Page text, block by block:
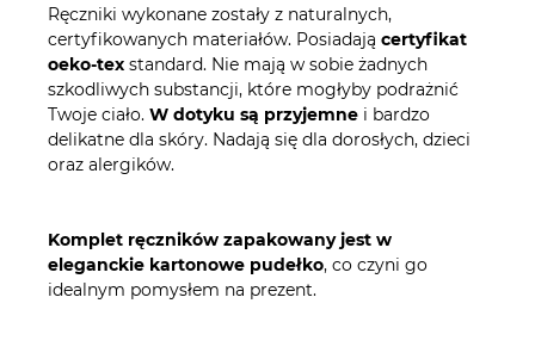
Ręczniki wykonane zostały z naturalnych,
certyfikowanych materiałów. Posiadają certyfikat
oeko-tex standard. Nie mają w sobie żadnych
szkodliwych substancji, które mogłyby podrażnić
Twoje ciało. W dotyku są przyjemne i bardzo
delikatne dla skóry. Nadają się dla dorosłych, dzieci
oraz alergików.
Komplet ręczników zapakowany jest w
eleganckie kartonowe pudełko, co czyni go
idealnym pomysłem na prezent.